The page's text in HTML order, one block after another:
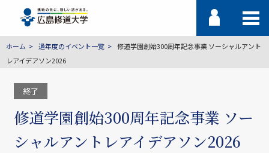
ホーム 過年度のイベント一覧
修道学園創始300周年記念事業 ソーシャルアント
レアイデアソン2026
終了
修道学園創始300周年記念事業 ソー
シャルアントレアイデアソン2026